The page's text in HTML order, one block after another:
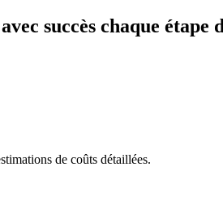
succès chaque étape
de coûts détaillées.